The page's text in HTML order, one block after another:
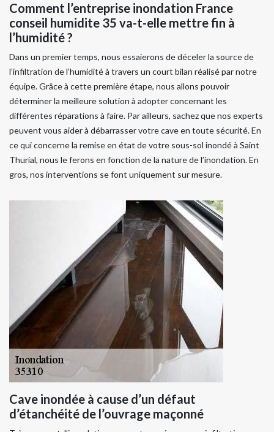
Comment l’entreprise inondation France
conseil humidite 35 va-t-elle mettre fin à
l’humidité ?
Dans un premier temps, nous essaierons de déceler la source de
l’infiltration de l’humidité à travers un court bilan réalisé par notre
équipe. Grâce à cette première étape, nous allons pouvoir
déterminer la meilleure solution à adopter concernant les
différentes réparations à faire. Par ailleurs, sachez que nos experts
peuvent vous aider à débarrasser votre cave en toute sécurité. En
ce qui concerne la remise en état de votre sous-sol inondé à Saint
Thurial, nous le ferons en fonction de la nature de l’inondation. En
gros, nos interventions se font uniquement sur mesure.
Cave inondée à cause d’un défaut
d’étanchéité de l’ouvrage maçonné